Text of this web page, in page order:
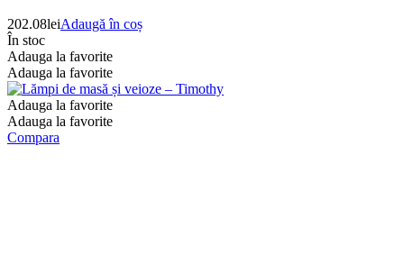
202.08leiAdaugă în coș
În stoc
Adauga la favorite
Adauga la favorite
Adauga la favorite
Adauga la favorite
Compara